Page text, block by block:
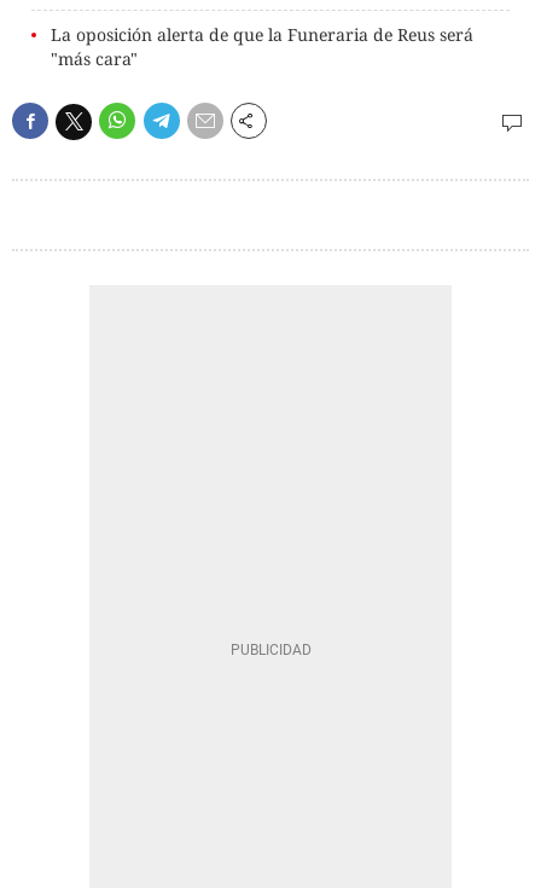
La oposición alerta de que la Funeraria de Reus será
"más cara"